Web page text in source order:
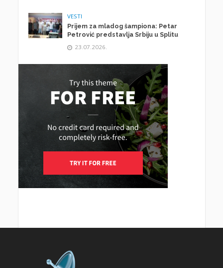
VESTI
Prijem za mladog šampiona: Petar
Petrović predstavlja Srbiju u Splitu
23.07.2026.